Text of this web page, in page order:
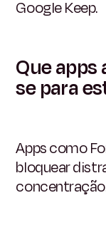
Google Keep.
Que
se para
Apps como
bloquear